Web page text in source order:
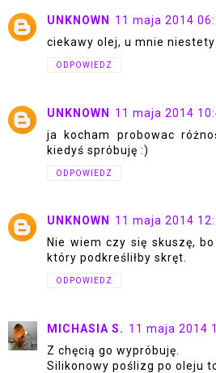
UNKNOWN
11 maja 2014
ciekawy olej, u mnie
ODPOWIEDZ
UNKNOWN
11 maja 2014
ja kocham probowac
kiedyś spróbuję :)
ODPOWIEDZ
UNKNOWN
11 maja 2014
Nie wiem czy się skuszę,
który podkreśliłby skręt.
ODPOWIEDZ
MICHASIA S. 11 maja 2014
Z chęcią go wypróbuję.
Silikonowy poślizg po oleju